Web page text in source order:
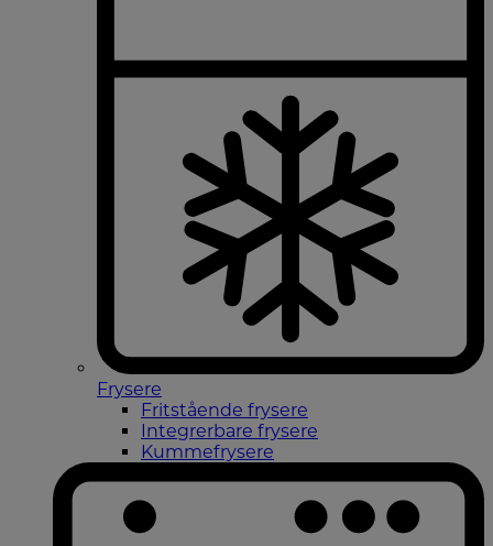
Frysere
Fritstående frysere
Integrerbare frysere
Kummefrysere